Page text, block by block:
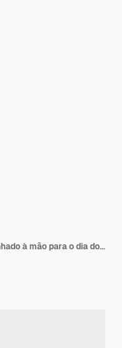
Fundo de contração muscular desenhado à mão para o dia dos namorados